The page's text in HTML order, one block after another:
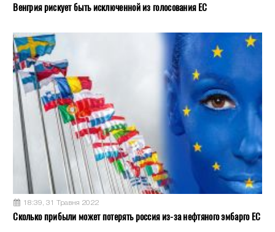
Венгрия рискует быть исключенной из голосования ЕС
18:39, 31 Травня 2022
Сколько прибыли может потерять россия из-за нефтяного эмбарго ЕС